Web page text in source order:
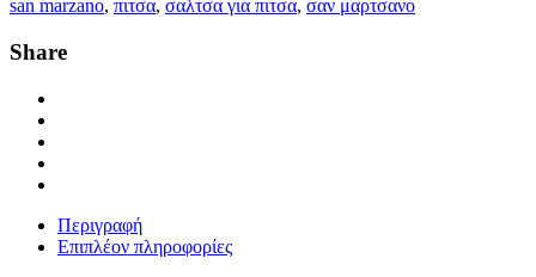
san marzano, πιτσα, σαλτσα για πιτσα, σαν μαρτσανο
Share
Περιγραφή
Επιπλέον πληροφορίες